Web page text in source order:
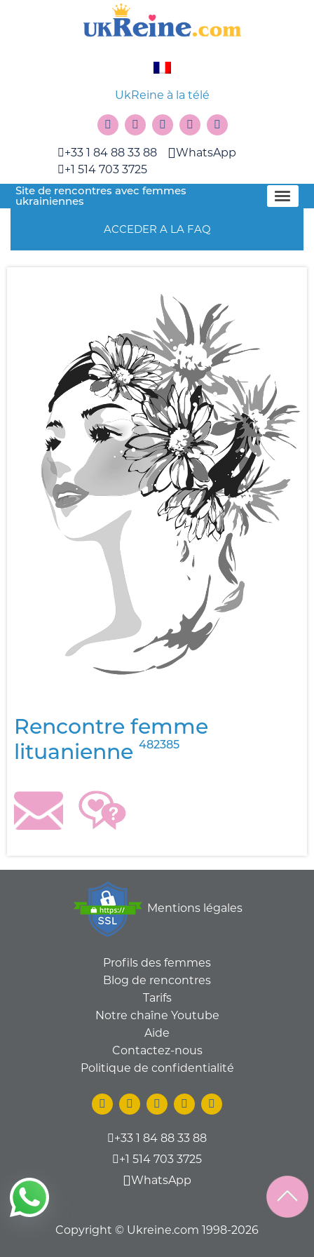
UkReine à la télé
+33 1 84 88 33 88
+1 514 703 3725
WhatsApp
Site de rencontres avec femmes
ukrainiennes
ACCEDER A LA FAQ
Rencontre femme
lituanienne 482385
Mentions légales
Profils des femmes
Blog de rencontres
Tarifs
Notre chaîne Youtube
Aide
Contactez-nous
Politique de confidentialité
+33 1 84 88 33 88
+1 514 703 3725
WhatsApp
Copyright © Ukreine.com 1998-2026